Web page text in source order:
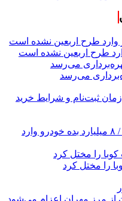
می‌رسد
ثبت‌نام و شرایط خرید
کاسبی خارج‌نشین‌ها با سهمیه اقامت / ۸ میلیارد بده خودرو وارد
را مختل کرد